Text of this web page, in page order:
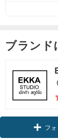
ブランド
フ